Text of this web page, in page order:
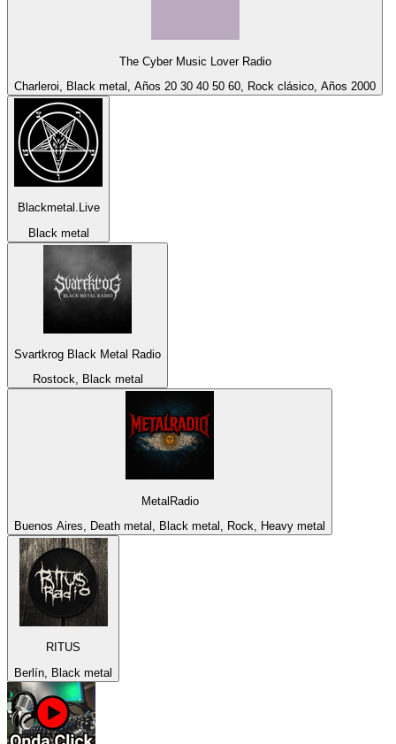
The Cyber Music Lover Radio
Charleroi, Black metal, Años 20 30 40 50 60, Rock clásico, Años 2000
Blackmetal.Live
Black metal
Svartkrog Black Metal Radio
Rostock, Black metal
MetalRadio
Buenos Aires, Death metal, Black metal, Rock, Heavy metal
RITUS
Berlín, Black metal